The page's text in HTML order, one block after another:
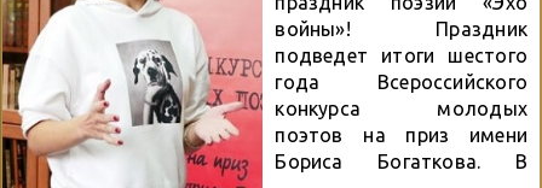
место: Подкорытова
Анна (Санкт-Петербург) за
стихотворение «Я про
войну узнала из тик-
тока». 3 место: Селезнева
Татьяна (Сергиев Посад)
за стихотворение «И
войны»! Праздник
подведет итоги шестого
года Всероссийского
конкурса молодых
поэтов на приз имени
Бориса Богаткова. В